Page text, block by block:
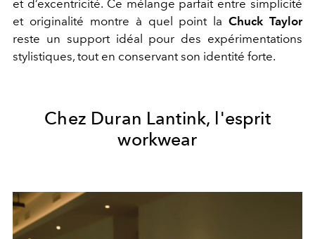
et d’excentricité. Ce mélange parfait entre simplicité
et originalité montre à quel point laChuck Taylor
reste un support idéal pour des expérimentations
stylistiques, tout en conservant son identité forte.
Chez Duran Lantink, l'esprit
workwear